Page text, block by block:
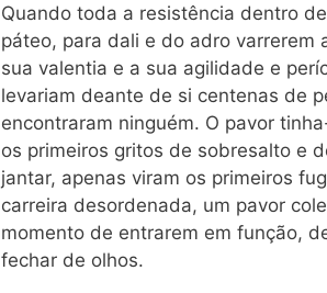
Quando toda a resistência dentro
páteo, para dali e do adro varrerem
sua valentia e a sua agilidade e
levariam deante de si centenas de
encontraram ninguém. O pavor
os primeiros gritos de sobresalto e
jantar, apenas viram os primeiros
carreira desordenada, um pavor
momento de entrarem em função,
fechar de olhos.